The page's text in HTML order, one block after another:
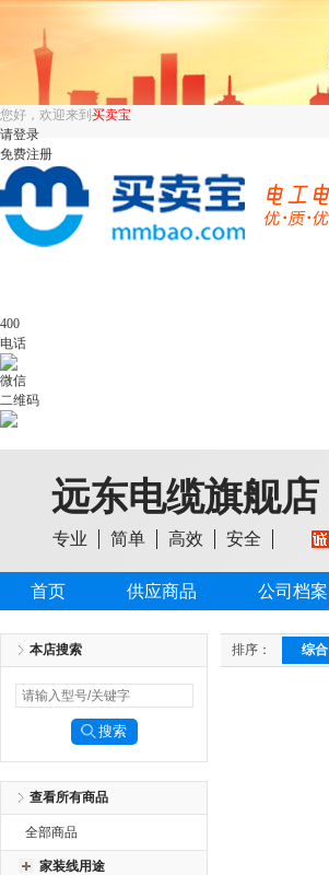
您好，欢迎来到 买卖宝
请登录
免费注册
400
电话
微信
二维码
远东电缆旗舰店
专业 简单 高效 安全
首页 供应商品 公司档案
排序： 综合
本店搜索
查看所有商品
全部商品
家装线用途